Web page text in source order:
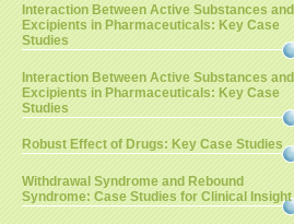
Interaction Between Active Substances and
Excipients in Pharmaceuticals: Key Case
Studies
Interaction Between Active Substances and
Excipients in Pharmaceuticals: Key Case
Studies
Robust Effect of Drugs: Key Case Studies
Withdrawal Syndrome and Rebound
Syndrome: Case Studies for Clinical Insight